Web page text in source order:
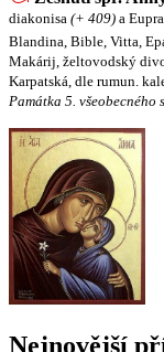
diakonisa (+ 409) a
Blandina, Bible, Vitta,
Makárij, želtovodský
Karpatská, dle rumun.
Památka 5. všeobecného
Nejnovější